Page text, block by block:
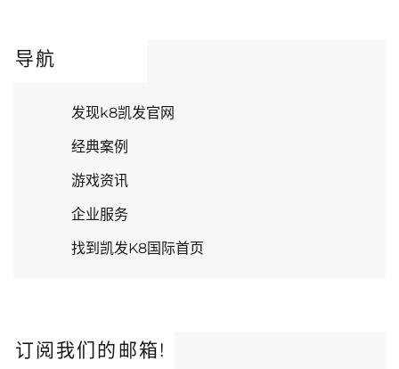
导航
发现k8凯发官网
经典案例
游戏资讯
企业服务
找到凯发K8国际首页
订阅我们的邮箱!